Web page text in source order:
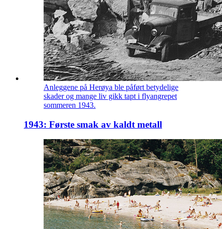
Anleggene på Herøya ble påført betydelige
skader og mange liv gikk tapt i flyangrepet
sommeren 1943.
1943: Første smak av kaldt metall